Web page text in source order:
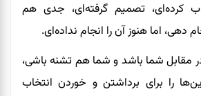
کرده‌ای، تصمیم گرفته‌ای، جدی هم
دهی، اما هنوز آن را انجام نداده‌ای.
مقابل شما باشد و شما هم تشنه باشی،
را برای برداشتن و خوردن انتخاب